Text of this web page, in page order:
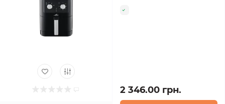
2 346.00 грн.